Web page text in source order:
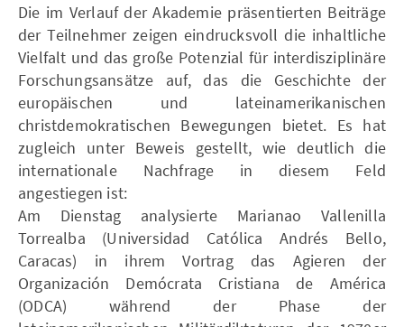
Die im Verlauf der Akademie präsentierten Beiträge
der Teilnehmer zeigen eindrucksvoll die inhaltliche
Vielfalt und das große Potenzial für interdisziplinäre
Forschungsansätze auf, das die Geschichte der
europäischen und lateinamerikanischen
christdemokratischen Bewegungen bietet. Es hat
zugleich unter Beweis gestellt, wie deutlich die
internationale Nachfrage in diesem Feld
angestiegen ist:
Am Dienstag analysierte Marianao Vallenilla
Torrealba (Universidad Católica Andrés Bello,
Caracas) in ihrem Vortrag das Agieren der
Organización Demócrata Cristiana de América
(ODCA) während der Phase der